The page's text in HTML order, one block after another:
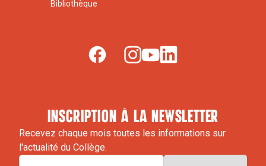
Bibliothèque
inscription à la newsletter
Recevez chaque mois toutes les informations sur
l'actualité du Collège.